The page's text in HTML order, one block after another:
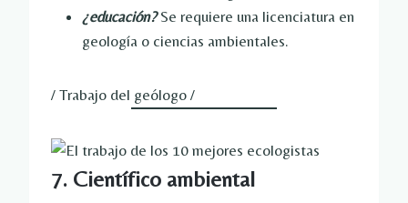
¿educación?Se requiere una licenciatura en
geología o ciencias ambientales.
/ Trabajo del geólogo /
7. Científico ambiental